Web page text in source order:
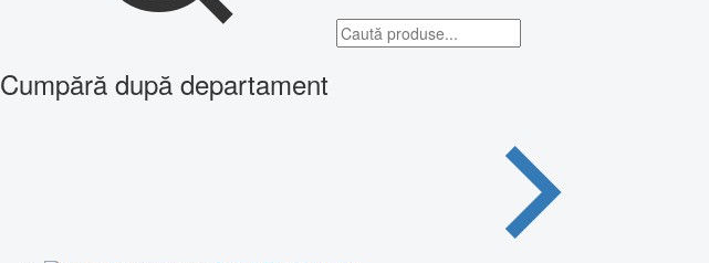
Cumpără după departament